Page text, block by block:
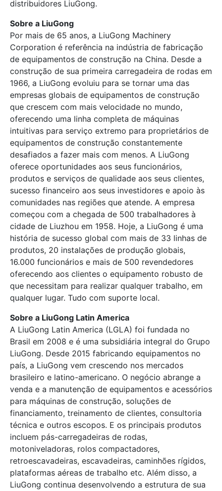
distribuidores LiuGong.
Sobre a LiuGong
Por mais de 65 anos, a LiuGong Machinery
Corporation é referência na indústria de fabricação
de equipamentos de construção na China. Desde a
construção de sua primeira carregadeira de rodas em
1966, a LiuGong evoluiu para se tornar uma das
empresas globais de equipamentos de construção
que crescem com mais velocidade no mundo,
oferecendo uma linha completa de máquinas
intuitivas para serviço extremo para proprietários de
equipamentos de construção constantemente
desafiados a fazer mais com menos. A LiuGong
oferece oportunidades aos seus funcionários,
produtos e serviços de qualidade aos seus clientes,
sucesso financeiro aos seus investidores e apoio às
comunidades nas regiões que atende. A empresa
começou com a chegada de 500 trabalhadores à
cidade de Liuzhou em 1958. Hoje, a LiuGong é uma
história de sucesso global com mais de 33 linhas de
produtos, 20 instalações de produção globais,
16.000 funcionários e mais de 500 revendedores
oferecendo aos clientes o equipamento robusto de
que necessitam para realizar qualquer trabalho, em
qualquer lugar. Tudo com suporte local.
Sobre a LiuGong Latin America
A LiuGong Latin America (LGLA) foi fundada no
Brasil em 2008 e é uma subsidiária integral do Grupo
LiuGong. Desde 2015 fabricando equipamentos no
país, a LiuGong vem crescendo nos mercados
brasileiro e latino-americano. O negócio abrange a
venda e a manutenção de equipamentos e acessórios
para máquinas de construção, soluções de
financiamento, treinamento de clientes, consultoria
técnica e outros escopos. E os principais produtos
incluem pás-carregadeiras de rodas,
motoniveladoras, rolos compactadores,
retroescavadeiras, escavadeiras, caminhões rígidos,
plataformas aéreas de trabalho etc. Além disso, a
LiuGong continua desenvolvendo a estrutura de sua